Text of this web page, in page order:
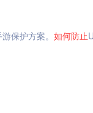
保护方案。 如何防止